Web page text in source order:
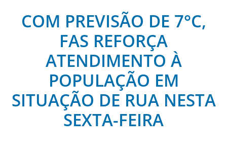
COM PREVISÃO DE 7°C,
FAS REFORÇA
ATENDIMENTO À
POPULAÇÃO EM
SITUAÇÃO DE RUA NESTA
SEXTA-FEIRA